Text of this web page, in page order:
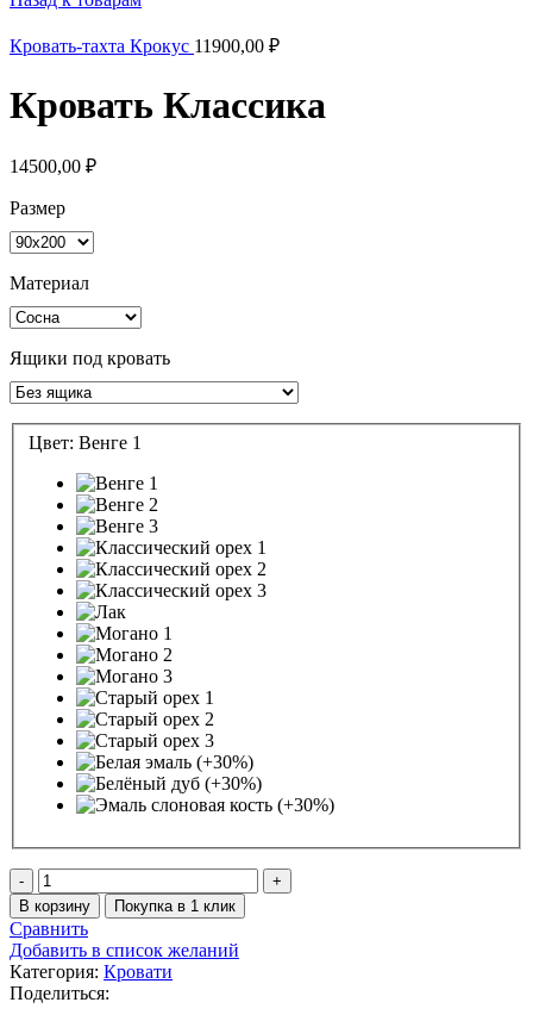
Кровать-тахта Крокус 11900,00 ₽
Кровать Классика
14500,00 ₽
Размер
Материал
Ящики под кровать
Цвет: Венге 1
Количество
товара
Кровать
Классика
В корзину Покупка в 1 клик
Сравнить
Добавить в список желаний
Категория: Кровати
Поделиться: